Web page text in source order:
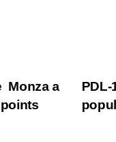
PDL-
Monza a